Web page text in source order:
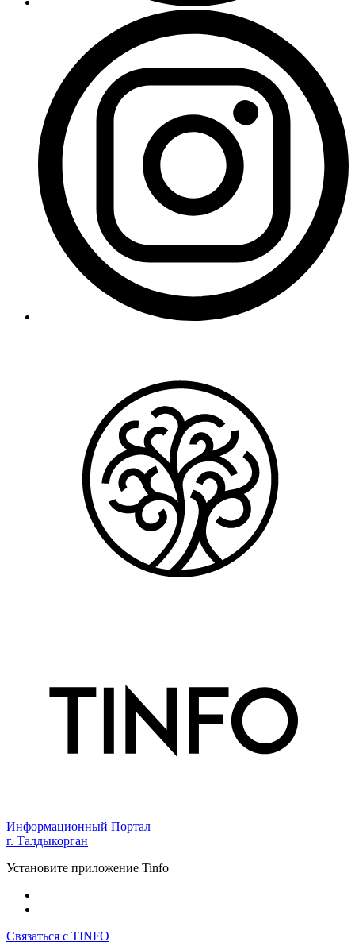
Информационный Портал
г. Талдыкорган
Установите приложение Tinfo
Связаться с TINFO